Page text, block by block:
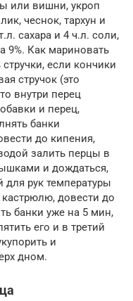
или вишни, укроп
чеснок, тархун и
сахара и 4 ч.л. соли,
9%. Как мариновать
если кончики
стручок (это
внутри перец
и перец,
банки
до кипения,
залить перцы в
и дождаться,
для рук температуры
довести до
банки уже на 5 мин,
его и в третий
и
дном.